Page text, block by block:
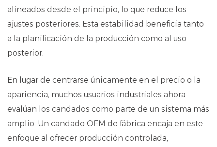
alineados desde el principio, lo que reduce los
ajustes posteriores. Esta estabilidad beneficia tanto
a la planificación de la producción como al uso
posterior.
En lugar de centrarse únicamente en el precio o la
apariencia, muchos usuarios industriales ahora
evalúan los candados como parte de un sistema más
amplio. Un candado OEM de fábrica encaja en este
enfoque al ofrecer producción controlada,